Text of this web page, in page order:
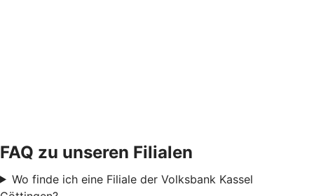
FAQ zu unseren Filialen
Wo finde ich eine Filiale der Volksbank Kassel